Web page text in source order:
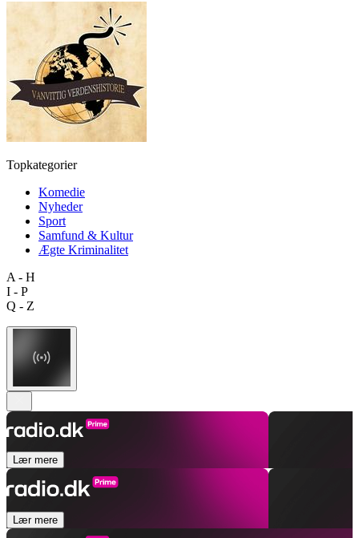
Topkategorier
Komedie
Nyheder
Sport
Samfund & Kultur
Ægte Kriminalitet
A - H
I - P
Q - Z
Lær mere
Lær mere